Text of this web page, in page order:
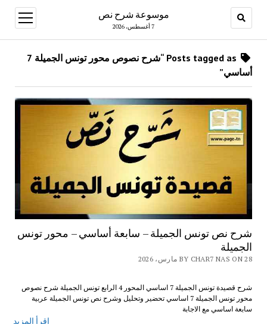
موسوعة شرح نص
7 أغسطس، 2026
open
menu
Posts tagged as “شرح نصوص محور تونس الجميلة 7
أساسي”
شرح نص تونس الجميلة – سابعة أساسي – محور تونس
الجميلة
BY CHAR7 NAS ON 28 مارس، 2026
شرح قصيدة تونس الجميلة 7 اساسي المحور 4 الرابع تونس الجميلة شرح نصوص
محور تونس الجميلة 7 اساسي تحضير وتحليل وشرح نص تونس الجميلة عربية
سابعة اساسي مع الاجابة
إقرأ المزيد